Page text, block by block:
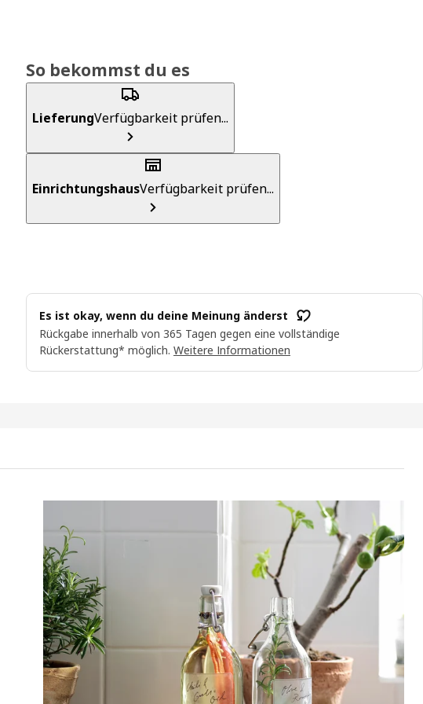
So bekommst du es
LieferungVerfügbarkeit prüfen...
EinrichtungshausVerfügbarkeit prüfen...
Es ist okay, wenn du deine Meinung änderst
Rückgabe innerhalb von 365 Tagen gegen eine vollständige
Rückerstattung* möglich. Weitere Informationen